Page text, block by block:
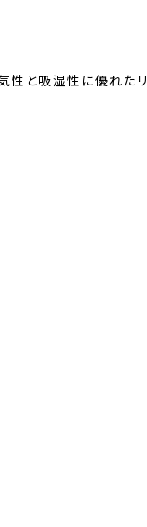
性と吸湿性に優れた